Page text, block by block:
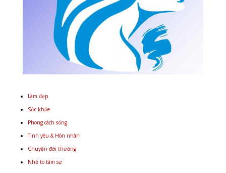
Làm đẹp
Sức khỏe
Phong cách sống
Tình yêu & Hôn nhân
Chuyện đời thường
Nhỏ to tâm sự